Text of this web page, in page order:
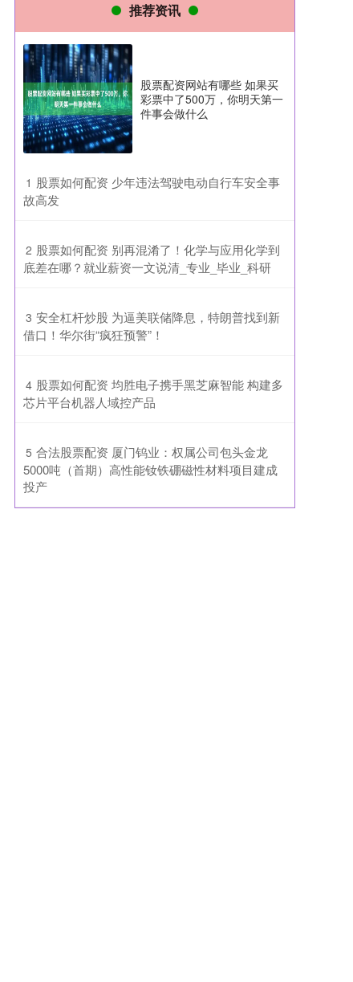
推荐资讯
股票配资网站有哪些 如果买
彩票中了500万，你明天第一
件事会做什么
1 ​股票如何配资 少年违法驾驶电动自行车安全事
故高发
2 ​股票如何配资 别再混淆了！化学与应用化学到
底差在哪？就业薪资一文说清_专业_毕业_科研
3 ​安全杠杆炒股 为逼美联储降息，特朗普找到新
借口！华尔街“疯狂预警”！
4 ​股票如何配资 均胜电子携手黑芝麻智能 构建多
芯片平台机器人域控产品
5 ​合法股票配资 厦门钨业：权属公司包头金龙
5000吨（首期）高性能钕铁硼磁性材料项目建成
投产